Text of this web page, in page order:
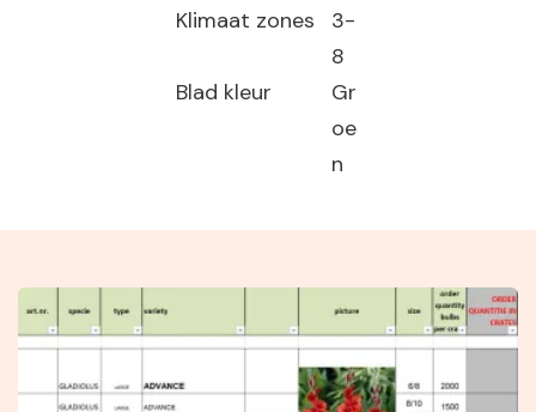
Klimaat zones
3-
8
Blad kleur
Gr
oe
n